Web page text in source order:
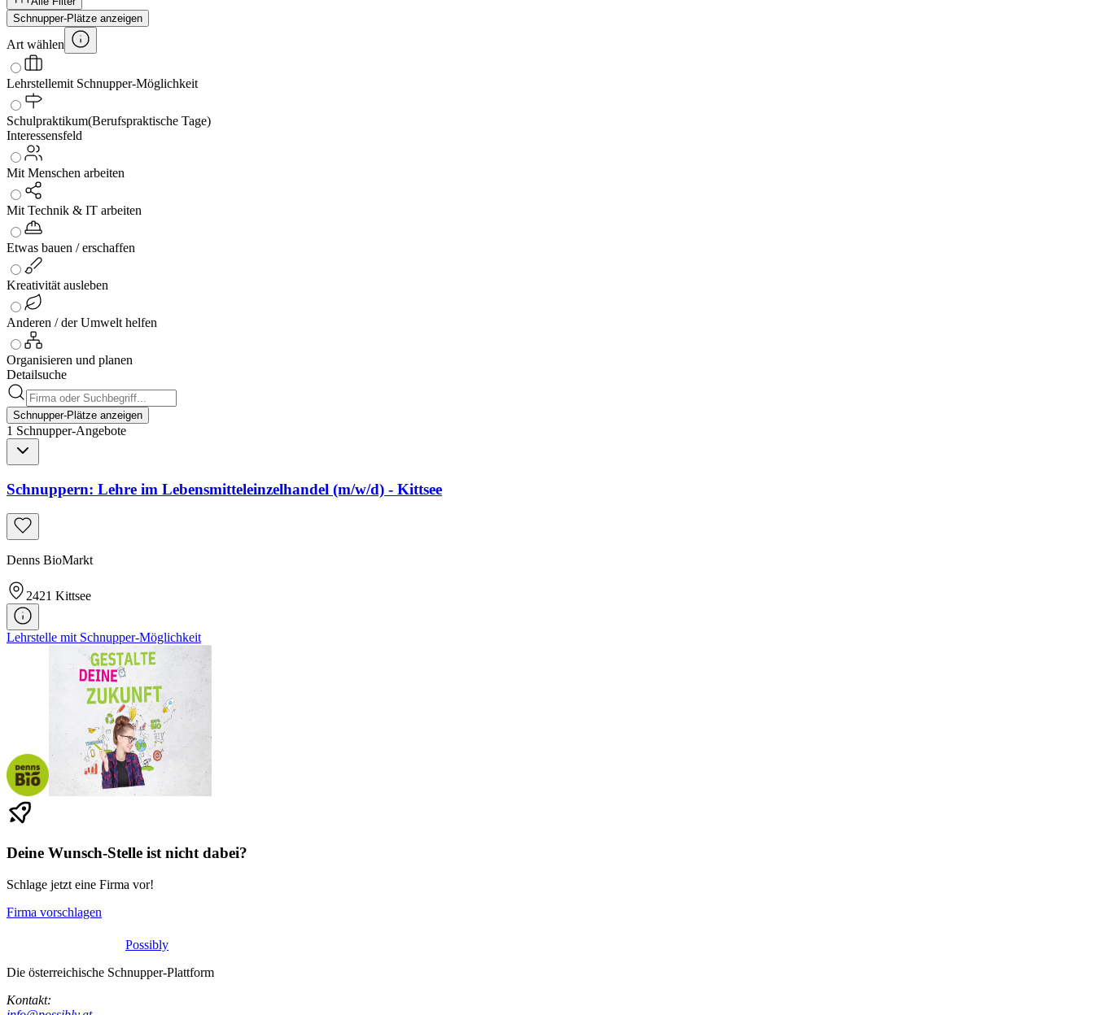
Schnupper-Plätze anzeigen
Art wählen
Lehrstellemit Schnupper-Möglichkeit
Schulpraktikum(Berufspraktische Tage)
Interessensfeld
Mit Menschen arbeiten
Mit Technik & IT arbeiten
Etwas bauen / erschaffen
Kreativität ausleben
Anderen / der Umwelt helfen
Organisieren und planen
Detailsuche
Schnupper-Plätze anzeigen
1 Schnupper-Angebote
Schnuppern: Lehre im Lebensmitteleinzelhandel (m/w/d) - Kittsee
Denns BioMarkt
2421 Kittsee
Lehrstelle mit Schnupper-Möglichkeit
Deine Wunsch-Stelle ist nicht dabei?
Schlage jetzt eine Firma vor!
Firma vorschlagen
Possibly
Die österreichische Schnupper-Plattform
Kontakt: